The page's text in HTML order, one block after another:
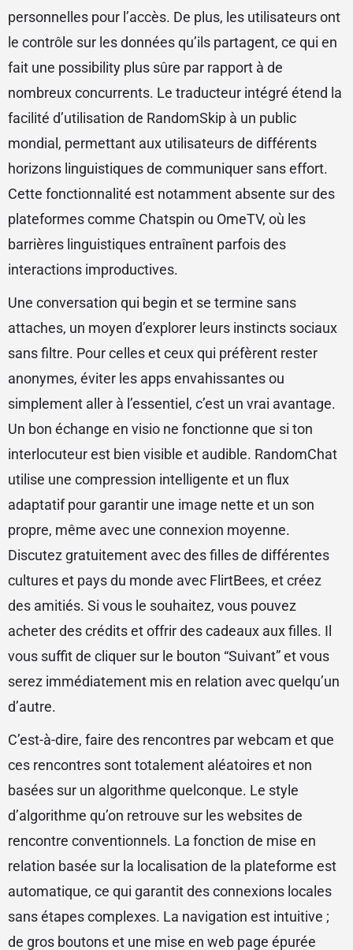
personnelles pour l’accès. De plus, les utilisateurs ont
le contrôle sur les données qu’ils partagent, ce qui en
fait une possibility plus sûre par rapport à de
nombreux concurrents. Le traducteur intégré étend la
facilité d’utilisation de RandomSkip à un public
mondial, permettant aux utilisateurs de différents
horizons linguistiques de communiquer sans effort.
Cette fonctionnalité est notamment absente sur des
plateformes comme Chatspin ou OmeTV, où les
barrières linguistiques entraînent parfois des
interactions improductives.
Une conversation qui begin et se termine sans
attaches, un moyen d’explorer leurs instincts sociaux
sans filtre. Pour celles et ceux qui préfèrent rester
anonymes, éviter les apps envahissantes ou
simplement aller à l’essentiel, c’est un vrai avantage.
Un bon échange en visio ne fonctionne que si ton
interlocuteur est bien visible et audible. RandomChat
utilise une compression intelligente et un flux
adaptatif pour garantir une image nette et un son
propre, même avec une connexion moyenne.
Discutez gratuitement avec des filles de différentes
cultures et pays du monde avec FlirtBees, et créez
des amitiés. Si vous le souhaitez, vous pouvez
acheter des crédits et offrir des cadeaux aux filles. Il
vous suffit de cliquer sur le bouton “Suivant” et vous
serez immédiatement mis en relation avec quelqu’un
d’autre.
C’est-à-dire, faire des rencontres par webcam et que
ces rencontres sont totalement aléatoires et non
basées sur un algorithme quelconque. Le style
d’algorithme qu’on retrouve sur les websites de
rencontre conventionnels. La fonction de mise en
relation basée sur la localisation de la plateforme est
automatique, ce qui garantit des connexions locales
sans étapes complexes. La navigation est intuitive ;
de gros boutons et une mise en web page épurée